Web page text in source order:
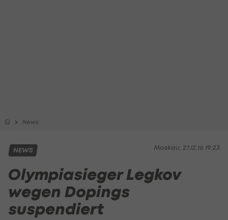
News
Moskau, 27.12.16 19:23
NEWS
Olympiasieger Legkov
wegen Dopings
suspendiert